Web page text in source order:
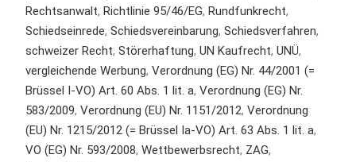
Rechtsanwalt, Richtlinie 95/46/EG, Rundfunkrecht,
Schiedseinrede, Schiedsvereinbarung, Schiedsverfahren,
schweizer Recht, Störerhaftung, UN Kaufrecht, UNÜ,
vergleichende Werbung, Verordnung (EG) Nr. 44/2001 (=
Brüssel I-VO) Art. 60 Abs. 1 lit. a, Verordnung (EG) Nr.
583/2009, Verordnung (EU) Nr. 1151/2012, Verordnung
(EU) Nr. 1215/2012 (= Brüssel Ia-VO) Art. 63 Abs. 1 lit. a,
VO (EG) Nr. 593/2008, Wettbewerbsrecht, ZAG,